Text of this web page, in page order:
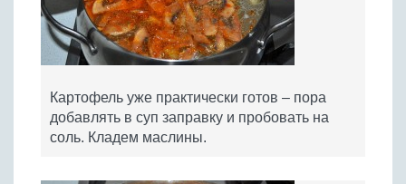
Картофель уже практически готов – пора
добавлять в суп заправку и пробовать на
соль. Кладем маслины.